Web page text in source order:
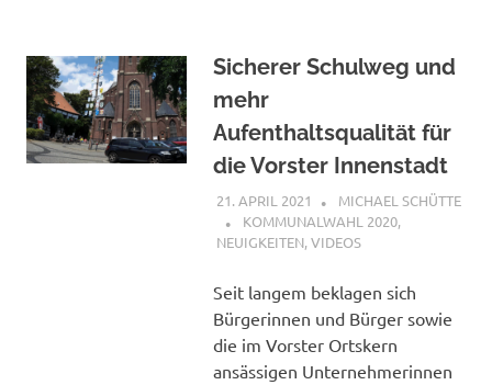
Sicherer Schulweg und
mehr
Aufenthaltsqualität für
die Vorster Innenstadt
21. APRIL 2021
MICHAEL SCHÜTTE
KOMMUNALWAHL 2020,
NEUIGKEITEN,VIDEOS
Seit langem beklagen sich
Bürgerinnen und Bürger sowie
die im Vorster Ortskern
ansässigen Unternehmerinnen